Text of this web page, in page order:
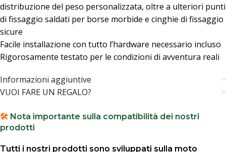
distribuzione del peso personalizzata, oltre a ulteriori punti
di fissaggio saldati per borse morbide e cinghie di fissaggio
sicure
Facile installazione con tutto l’hardware necessario incluso
Rigorosamente testato per le condizioni di avventura reali
Informazioni aggiuntive
VUOI FARE UN REGALO?
🛠️ Nota importante sulla compatibilità dei nostri
prodotti
Tutti i nostri prodotti sono sviluppati sulla moto